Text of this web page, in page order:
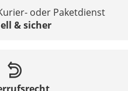
oder Paketdienst
& sicher